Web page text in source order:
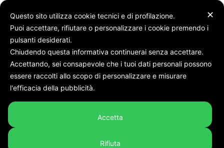
Home Cronaca
Cronaca
Da settembre al via ad
AnconAccogliente, il progetto
di socializzazione e
integrazione per i cittadini
✕
Questo sito utilizza cookie tecnici e di profilazione.
Puoi accettare, rifiutare o personalizzare i cookie premendo i
pulsanti desiderati.
Chiudendo questa informativa continuerai senza accettare.
Accettando, sei consapevole che i tuoi dati personali possono
essere raccolti allo scopo di personalizzare e misurare
l'efficacia della pubblicità.
Accetta
Rifiuta